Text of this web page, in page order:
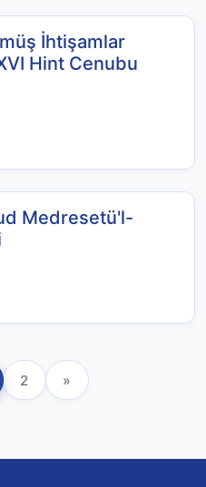
İhtişamlar
Hint Cenubu
Medresetü'l-
2 »